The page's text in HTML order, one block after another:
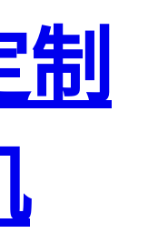
制